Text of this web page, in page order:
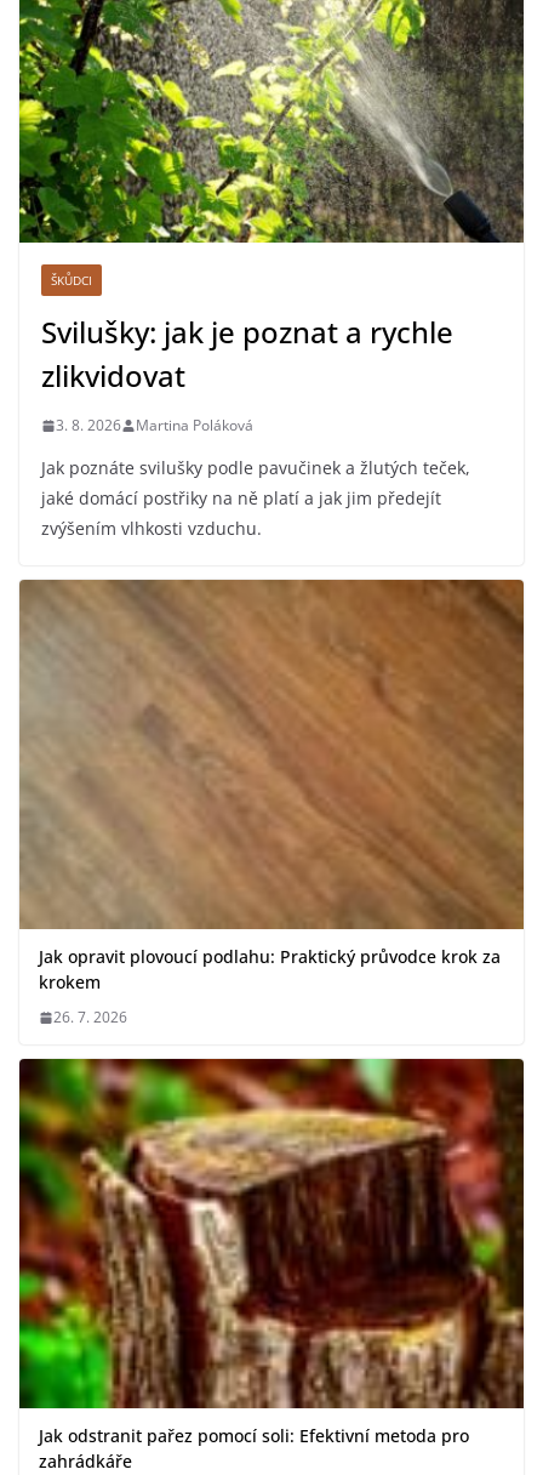
ŠKŮDCI
Svilušky: jak je poznat a rychle
zlikvidovat
3. 8. 2026 Martina Poláková
Jak poznáte svilušky podle pavučinek a žlutých teček,
jaké domácí postřiky na ně platí a jak jim předejít
zvýšením vlhkosti vzduchu.
Jak opravit plovoucí podlahu: Praktický průvodce krok za
krokem
26. 7. 2026
Jak odstranit pařez pomocí soli: Efektivní metoda pro
zahrádkáře